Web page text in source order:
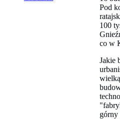
Pod
100
co w
Jakie
górny